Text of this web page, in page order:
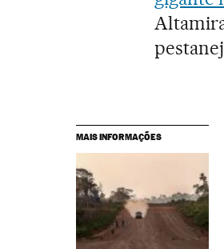
MAIS INFORMAÇÕES